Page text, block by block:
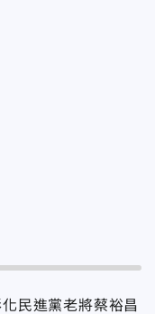
民進黨老將蔡裕昌